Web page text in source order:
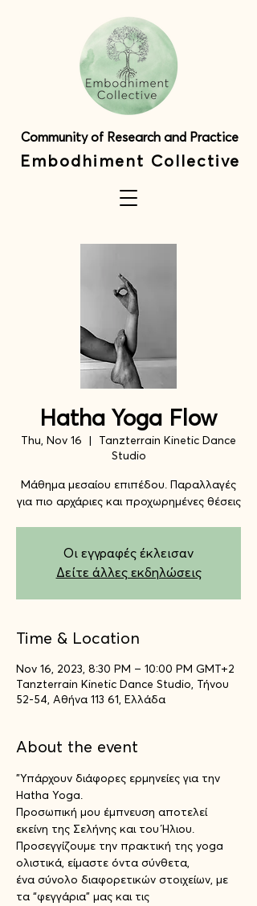
Community of Research and Practice
Embodhiment Collective
Hatha Yoga Flow
Thu, Nov 16
Tanzterrain Kinetic Dance
Studio
Μάθημα μεσαίου επιπέδου. Παραλλαγές
για πιο αρχάριες και προχωρημένες θέσεις
Οι εγγραφές έκλεισαν
Δείτε άλλες εκδηλώσεις
Time & Location
Nov 16, 2023, 8:30 PM – 10:00 PM GMT+2
Tanzterrain Kinetic Dance Studio, Τήνου
52-54, Αθήνα 113 61, Ελλάδα
About the event
"Υπάρχουν διάφορες ερμηνείες για την
Hatha Yoga.
Προσωπική μου έμπνευση αποτελεί
εκείνη της Σελήνης και του Ήλιου.
Προσεγγίζουμε την πρακτική της yoga
ολιστικά, είμαστε όντα σύνθετα,
ένα σύνολο διαφορετικών στοιχείων, με
τα “φεγγάρια” μας και τις